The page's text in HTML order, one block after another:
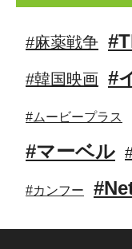
#麻薬戦争
#韓国映画 #
#ムービープラス
#マーベル
#カンフー